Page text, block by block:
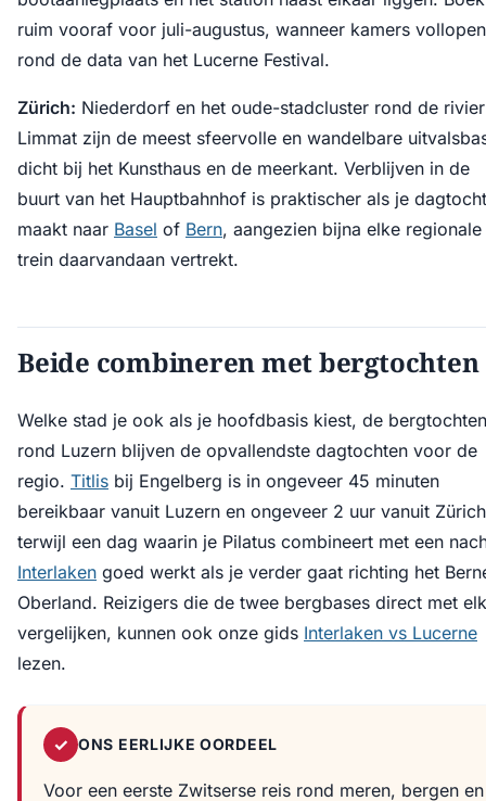
ruim vooraf voor juli-augustus, wanneer kamers vollopen
rond de data van het Lucerne Festival.
Zürich: Niederdorf en het oude-stadcluster rond de
Limmat zijn de meest sfeervolle en wandelbare
dicht bij het Kunsthaus en de meerkant. Verblijven in de
buurt van het Hauptbahnhof is praktischer als je
maakt naar Basel of Bern, aangezien bijna elke regionale
trein daarvandaan vertrekt.
Beide combineren met bergtochten
Welke stad je ook als je hoofdbasis kiest, de bergtochten
rond Luzern blijven de opvallendste dagtochten voor de
regio. Titlis bij Engelberg is in ongeveer 45 minuten
bereikbaar vanuit Luzern en ongeveer 2 uur vanuit
terwijl een dag waarin je Pilatus combineert met een
Interlaken goed werkt als je verder gaat richting het
Oberland. Reizigers die de twee bergbases direct met
vergelijken, kunnen ook onze gids Interlaken vs Lucerne
lezen.
✓ ONS EERLIJKE OORDEEL
Voor een eerste Zwitserse reis rond meren, bergen en